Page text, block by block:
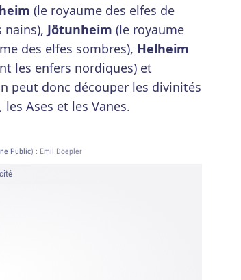
(le royaume des elfes de
nains), Jötunheim (le royaume
des elfes sombres), Helheim
les enfers nordiques) et
peut donc découper les divinités
Ases et les Vanes.
Public) : Emil Doepler